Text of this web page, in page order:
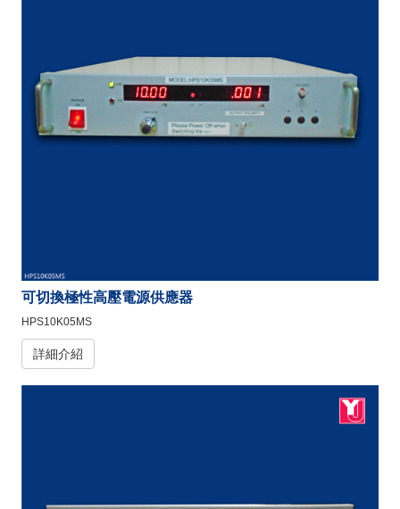
可切換極性高壓電源供應器
HPS10K05MS
詳細介紹